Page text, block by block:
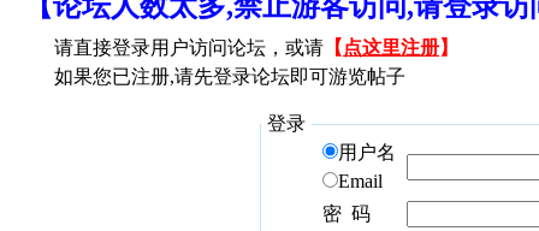
请直接登录用户访问论坛，或请 【 点这里注册】
如果您已注册,请先登录论坛即可游览帖子
登录
用户名
Email
密 码